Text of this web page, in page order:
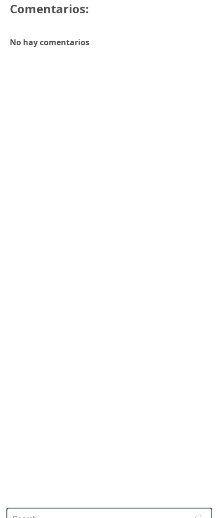
Comentarios:
No hay comentarios